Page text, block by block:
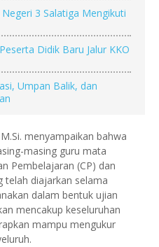
3 Salatiga Mengikuti
Didik Baru Jalur KKO
Umpan Balik, dan
menyampaikan bahwa
masing guru mata
Pembelajaran (CP) dan
telah diajarkan selama
dalam bentuk ujian
mencakup keseluruhan
mampu mengukur